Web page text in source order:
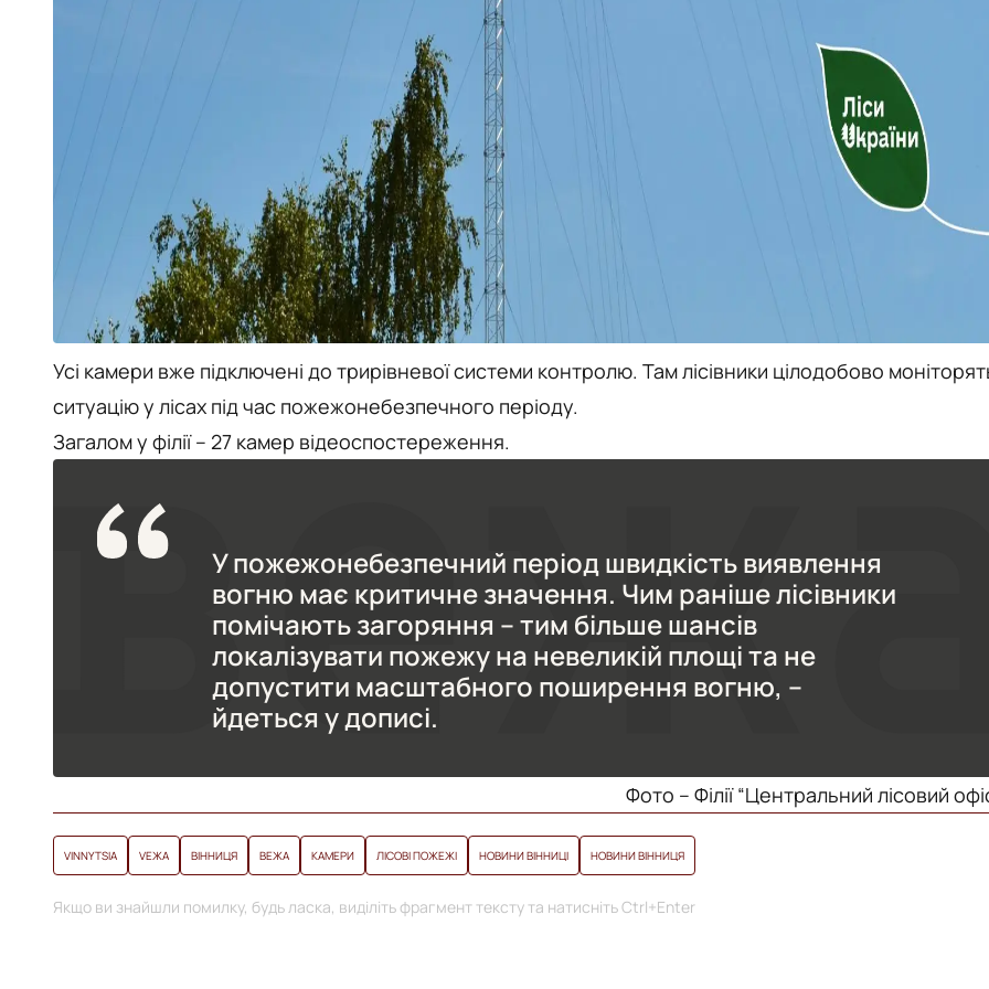
Усі камери вже підключені до трирівневої системи контролю. Там лісівники цілодобово
ситуацію у лісах під час пожежонебезпечного періоду.
Загалом у філії – 27 камер відеоспостереження.
У пожежонебезпечний період швидкість виявлення
вогню має критичне значення. Чим раніше лісівники
помічають загоряння – тим більше шансів
локалізувати пожежу на невеликій площі та не
допустити масштабного поширення вогню, –
йдеться у дописі.
Фото – Філії “Центральний лісовий
VINNYTSIA VЕЖА ВІННИЦЯ ВЕЖА КАМЕРИ ЛІСОВІ ПОЖЕЖІ НОВИНИ ВІННИЦІ НОВИНИ ВІННИЦЯ
Якщо ви знайшли помилку, будь ласка, виділіть фрагмент тексту та натисніть Ctrl+Enter